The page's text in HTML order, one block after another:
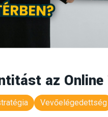
az Online
Vevőelégedettség